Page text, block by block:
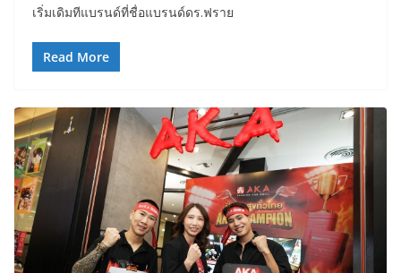
เริ่มเดิมทีแบรนด์ที่ชื่อแบรนด์ดร.ฟราย
Read More